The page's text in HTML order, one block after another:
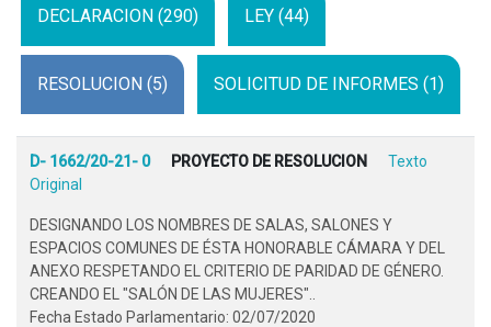
DECLARACION (290) LEY (44)
RESOLUCION (5) SOLICITUD DE INFORMES (1)
D- 1662/20-21- 0 PROYECTO DE RESOLUCION
Texto
Original
DESIGNANDO LOS NOMBRES DE SALAS, SALONES Y
ESPACIOS COMUNES DE ÉSTA HONORABLE CÁMARA Y DEL
ANEXO RESPETANDO EL CRITERIO DE PARIDAD DE GÉNERO.
CREANDO EL "SALÓN DE LAS MUJERES"..
Fecha Estado Parlamentario: 02/07/2020